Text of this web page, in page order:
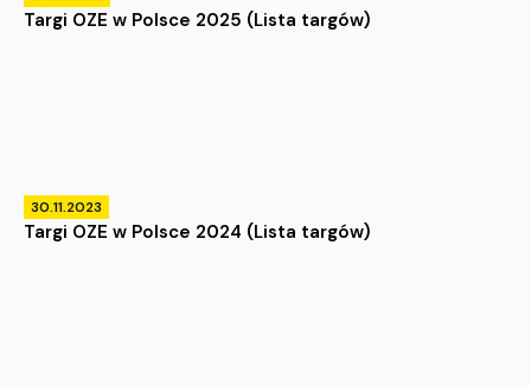
Targi OZE w Polsce 2025 (Lista targów)
30.11.2023
Targi OZE w Polsce 2024 (Lista targów)